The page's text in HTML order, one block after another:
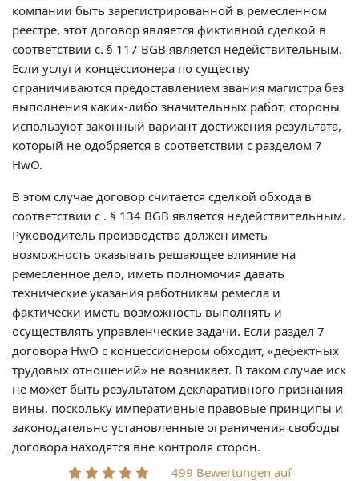
компании быть зарегистрированной в ремесленном
реестре, этот договор является фиктивной сделкой в ​​
соответствии с. § 117 BGB является недействительным.
Если услуги концессионера по существу
ограничиваются предоставлением звания магистра без
выполнения каких-либо значительных работ, стороны
используют законный вариант достижения результата,
который не одобряется в соответствии с разделом 7
HwO.
В этом случае договор считается сделкой обхода в
соответствии с . § 134 BGB является недействительным.
Руководитель производства должен иметь
возможность оказывать решающее влияние на
ремесленное дело, иметь полномочия давать
технические указания работникам ремесла и
фактически иметь возможность выполнять и
осуществлять управленческие задачи. Если раздел 7
договора HwO с концессионером обходит, «дефектных
трудовых отношений» не возникает. В таком случае иск
не может быть результатом декларативного признания
вины, поскольку императивные правовые принципы и
законодательно установленные ограничения свободы
договора находятся вне контроля сторон.
499 Bewertungen auf